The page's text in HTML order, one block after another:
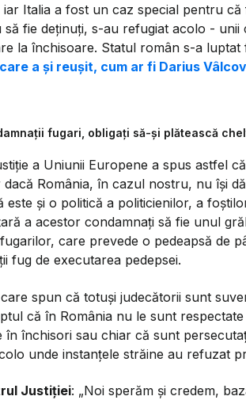
Italia a fost un caz special pentru
fie deținuți, s-au refugiat acolo - unii
la închisoare. Statul român s-a
a și reușit, cum ar fi Darius Vâlcov
fugari, obligați să-şi plătească
a Uniunii Europene a spus astfel
România, în cazul nostru, nu își
și o politică a politicienilor, a
a acestor condamnați să fie unul
care prevede o pedeapsă de
fug de executarea pedepsei.
spun că totuși judecătorii sunt
că în România nu le sunt
în închisori sau chiar că sunt
unde instanțele străine au refuzat
Justiției: „Noi sperăm și credem,